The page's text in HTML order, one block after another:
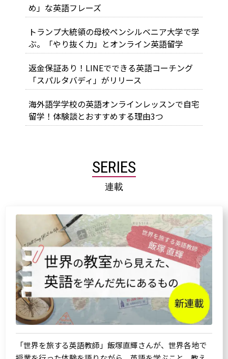
め」な英語フレーズ
トランプ大統領の母校ペンシルベニア大学で学
ぶ。「やり抜く力」とオンライン英語留学
返金保証あり！LINEでできる英語コーチング
「スパルタバディ」がリリース
海外語学学校の英語オンラインレッスンで自宅
留学！体験談とおすすめする理由3つ
SERIES
連載
「世界を旅する英語教師」飯塚直輝さんが、世界各地で